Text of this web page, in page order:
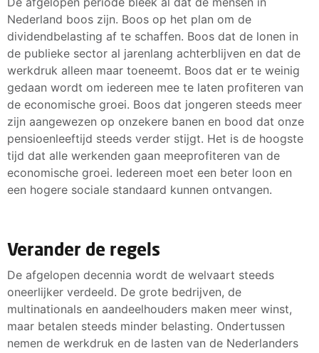
Nederland boos zijn. Boos op het plan om de
dividendbelasting af te schaffen. Boos dat de lonen in
de publieke sector al jarenlang achterblijven en dat de
werkdruk alleen maar toeneemt. Boos dat er te weinig
gedaan wordt om iedereen mee te laten profiteren van
de economische groei. Boos dat jongeren steeds meer
zijn aangewezen op onzekere banen en bood dat onze
pensioenleeftijd steeds verder stijgt. Het is de hoogste
tijd dat alle werkenden gaan meeprofiteren van de
economische groei. Iedereen moet een beter loon en
een hogere sociale standaard kunnen ontvangen.
Verander de regels
De afgelopen decennia wordt de welvaart steeds
oneerlijker verdeeld. De grote bedrijven, de
multinationals en aandeelhouders maken meer winst,
maar betalen steeds minder belasting. Ondertussen
nemen de werkdruk en de lasten van de Nederlanders